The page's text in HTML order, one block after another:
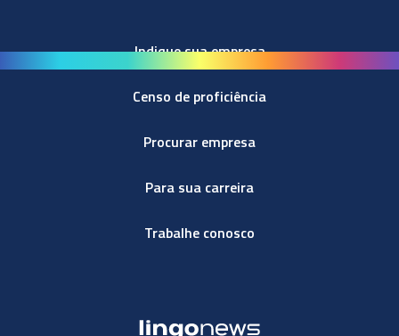
Indique sua empresa
Censo de proficiência
Procurar empresa
Para sua carreira
Trabalhe conosco